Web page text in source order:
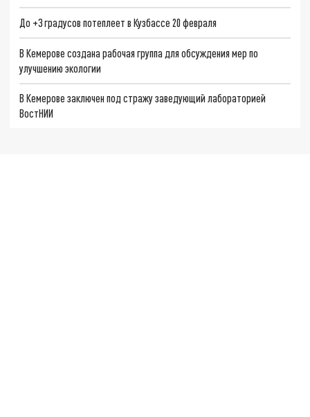
До +3 градусов потеплеет в Кузбассе 20 февраля
В Кемерове создана рабочая группа для обсуждения мер по
улучшению экологии
В Кемерове заключен под стражу заведующий лабораторией
ВостНИИ